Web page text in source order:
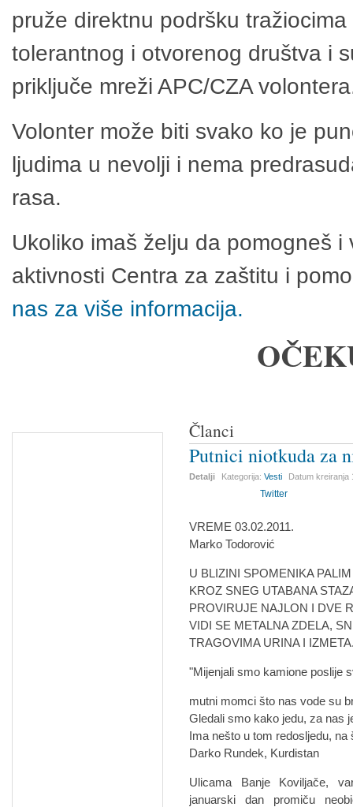
pruže direktnu podršku
tolerantnog i otvorenog društva i
priključe mreži APC/CZA
Volonter može biti svako ko je
ljudima u nevolji i nema
rasa.
Ukoliko imaš želju da pomogneš
aktivnosti Centra za zaštitu i
nas za više informacija.
Članci
Putnici niotkuda za
Detalji Kategorija:Vesti Datum kreiranja
Twitter
VREME 03.02.2011.
Marko Todorović
U BLIZINI SPOMENIKA
KROZ SNEG UTABANA
PROVIRUJE NAJLON I DVE
VIDI SE METALNA ZDELA,
TRAGOVIMA URINA I
"Mijenjali smo kamione poslije
mutni momci što nas vode su
Gledali smo kako jedu, za nas
Ima nešto u tom redosljedu,
Darko Rundek, Kurdistan
Ulicama Banje Koviljače,
januarski dan promiču